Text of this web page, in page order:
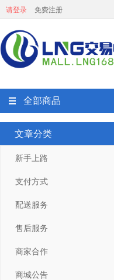
请登录 免费注册
全部商品
文章分类
新手上路
支付方式
配送服务
售后服务
商家合作
商城公告